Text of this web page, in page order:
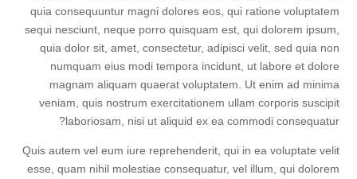
quia consequuntur magni dolores eos, qui ratione voluptatem
sequi nesciunt, neque porro quisquam est, qui dolorem ipsum,
quia dolor sit, amet, consectetur, adipisci velit, sed quia non
numquam eius modi tempora incidunt, ut labore et dolore
magnam aliquam quaerat voluptatem. Ut enim ad minima
veniam, quis nostrum exercitationem ullam corporis suscipit
laboriosam, nisi ut aliquid ex ea commodi consequatur?
Quis autem vel eum iure reprehenderit, qui in ea voluptate velit
esse, quam nihil molestiae consequatur, vel illum, qui dolorem